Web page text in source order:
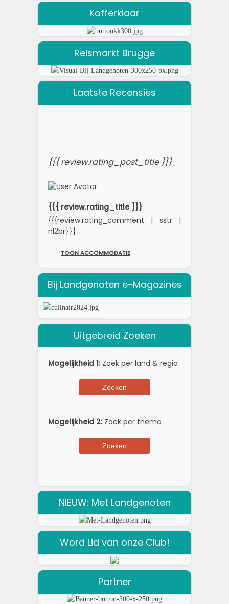
Kofferklaar
Reismarkt Brugge
Laatste Recensies
{{{ review.rating_post_title }}}
{{{ review.rating_title }}}
{{{review.rating_comment | sstr |
nl2br}}}
TOON ACCOMMODATIE
Bij Landgenoten e-Magazines
Uitgebreid Zoeken
Mogelijkheid 1:Zoek per land & regio
Mogelijkheid 2:Zoek per thema
NIEUW: Met Landgenoten
Word Lid van onze Club!
Partner